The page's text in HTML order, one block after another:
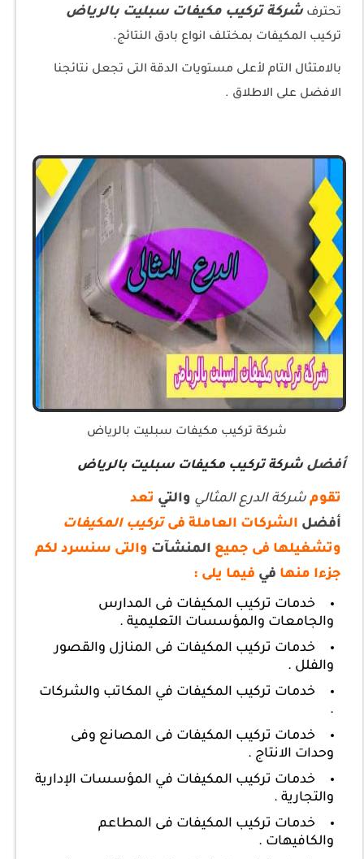
تحترف شركة تركيب مكيفات سبليت بالرياض
تركيب المكيفات بمختلف انواع بادق النتائج.
بالامتثال التام لأعلى مستويات الدقة التى تجعل نتائجنا
الافضل على الاطلاق .
شركة تركيب مكيفات سبليت بالرياض
أفضل شركة تركيب مكيفات سبليت بالرياض
تقومشركة الدرع المثالي والتي تعد
أفضل الشركات العاملة فىتركيب المكيفات
وتشغيلها فى جميع المنشآت والتى سنسرد لكم
جزءا منها في فيما يلى :
خدمات تركيب المكيفات فى المدارس
والجامعات والمؤسسات التعليمية .
خدمات تركيب المكيفات فى المنازل والقصور
والفلل .
خدمات تركيب المكيفات في المكاتب والشركات
.
خدمات تركيب المكيفات فى المصانع وفى
وحدات الانتاج .
خدمات تركيب المكيفات في المؤسسات الإدارية
والتجارية .
خدمات تركيب المكيفات فى المطاعم
والكافيهات .